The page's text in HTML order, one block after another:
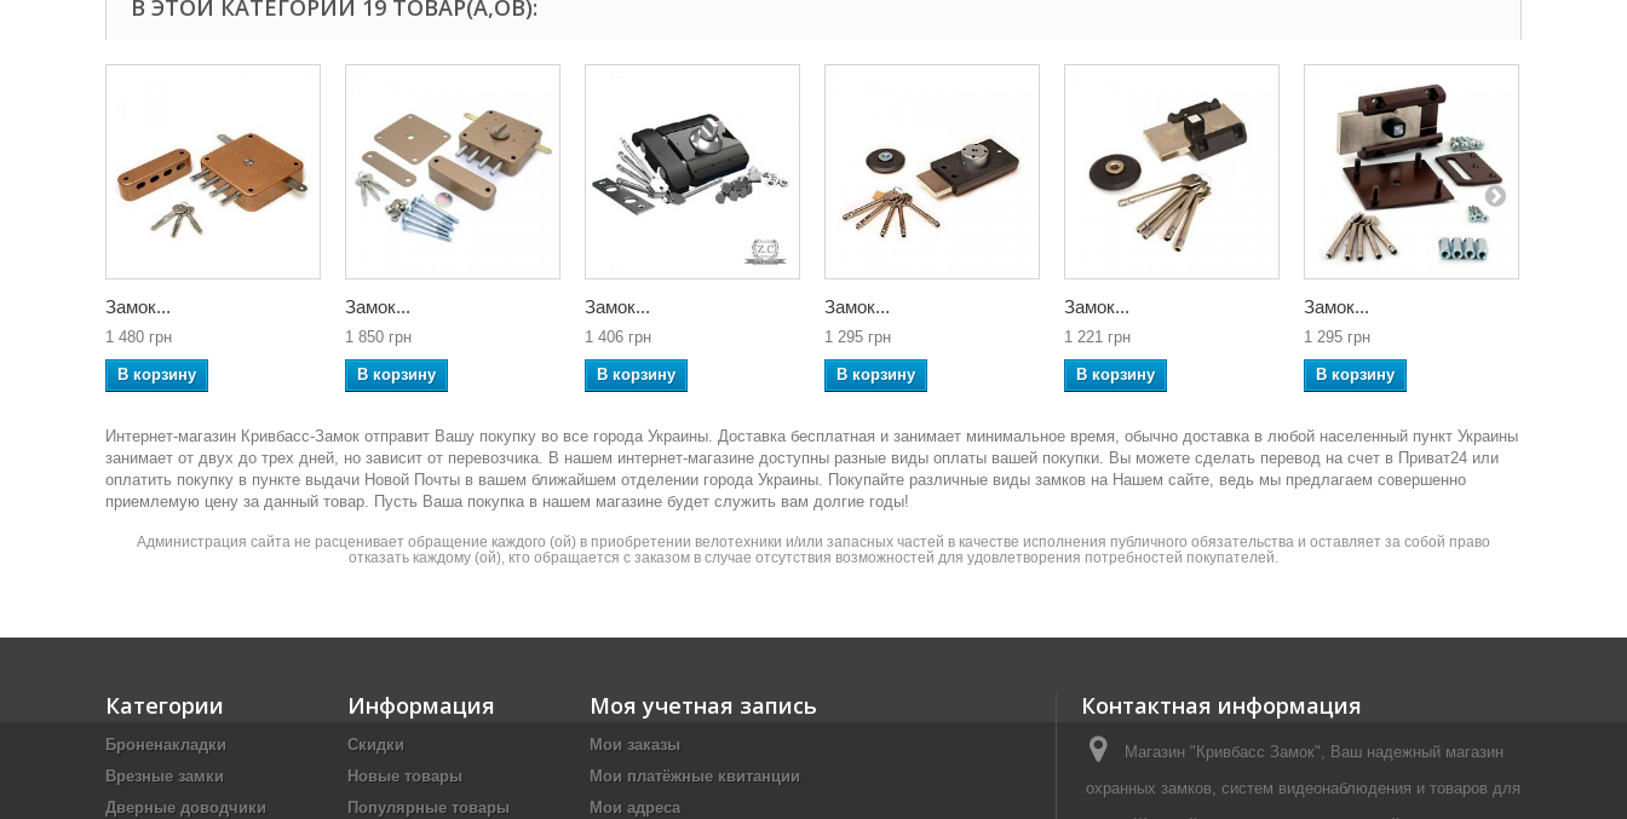
В ЭТОЙ КАТЕГОРИИ 19 ТОВАР(А,ОВ):
Замок...
1 480 грн
В корзину
Замок...
1 850 грн
В корзину
Замок...
1 406 грн
В корзину
Замок...
1 295 грн
В корзину
Замок...
1 221 грн
В корзину
Замок...
1 295 грн
В корзину
Интернет-магазин Кривбасс-Замок отправит Вашу покупку во все города Украины. Доставка бесплатная и занимает минимальное время, обычно доставка в любой населенный пункт Украины
занимает от двух до трех дней, но зависит от перевозчика. В нашем интернет-магазине доступны разные виды оплаты вашей покупки. Вы можете сделать перевод на счет в Приват24 или
оплатить покупку в пункте выдачи Новой Почты в вашем ближайшем отделении города Украины. Покупайте различные виды замков на Нашем сайте, ведь мы предлагаем совершенно
приемлемую цену за данный товар. Пусть Ваша покупка в нашем магазине будет служить вам долгие годы!
Администрация сайта не расценивает обращение каждого (ой) в приобретении велотехники и/или запасных частей в качестве исполнения публичного обязательства и оставляет за собой право
отказать каждому (ой), кто обращается с заказом в случае отсутствия возможностей для удовлетворения потребностей покупателей.
Категории
Броненакладки
Врезные замки
Дверные доводчики
Информация
Скидки
Новые товары
Популярные товары
Моя учетная запись
Мои заказы
Мои платёжные квитанции
Мои адреса
Контактная информация
Магазин "Кривбасс Замок", Ваш надежный магазин
охранных замков, систем видеонаблюдения и товаров для